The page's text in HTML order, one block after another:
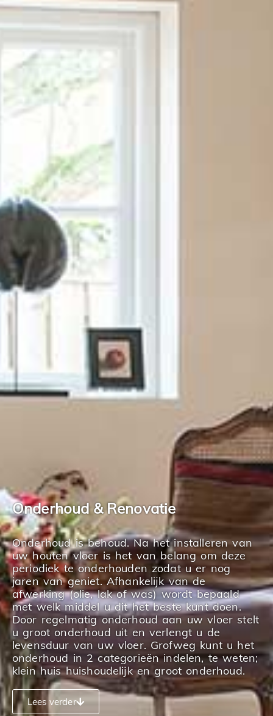
Onderhoud & Renovatie
Onderhoud is behoud. Na het installeren van
uw houten vloer is het van belang om deze
periodiek te onderhouden zodat u er nog
jaren van geniet. Afhankelijk van de
afwerking (olie, lak of was) wordt bepaald
met welk middel u dit het beste kunt doen.
Door regelmatig onderhoud aan uw vloer stelt
u groot onderhoud uit en verlengt u de
levensduur van uw vloer. Grofweg kunt u het
onderhoud in 2 categorieën indelen, te weten;
klein huis huishoudelijk en groot onderhoud.
Lees verder